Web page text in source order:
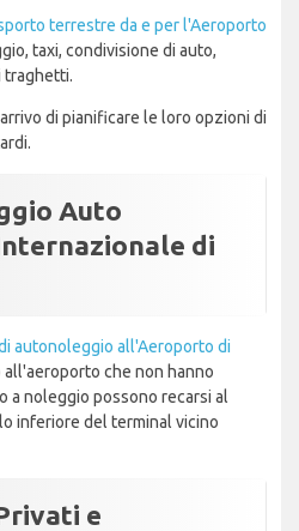
terrestre da e per l'Aeroporto
taxi, condivisione di auto,
traghetti.
di pianificare le loro opzioni di
Auto
di
autonoleggio all'Aeroporto di
all'aeroporto che non hanno
a noleggio possono recarsi al
inferiore del terminal vicino
e